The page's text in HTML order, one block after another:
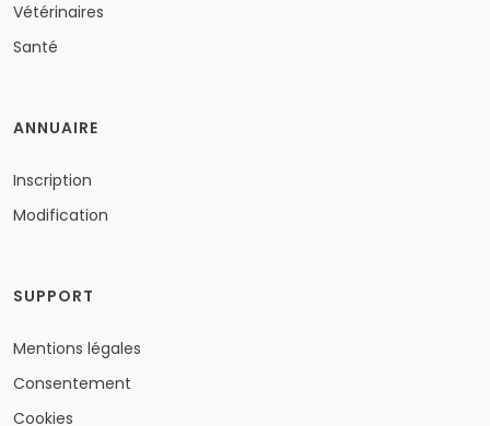
Vétérinaires
Santé
ANNUAIRE
Inscription
Modification
SUPPORT
Mentions légales
Consentement
Cookies